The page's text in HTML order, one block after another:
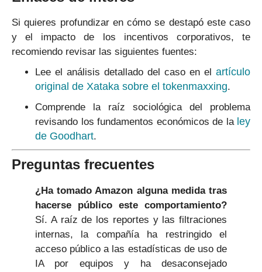
Si quieres profundizar en cómo se destapó este caso
y el impacto de los incentivos corporativos, te
recomiendo revisar las siguientes fuentes:
Lee el análisis detallado del caso en el artículo
original de Xataka sobre el tokenmaxxing.
Comprende la raíz sociológica del problema
revisando los fundamentos económicos de la ley
de Goodhart.
Preguntas frecuentes
¿Ha tomado Amazon alguna medida tras
hacerse público este comportamiento?
Sí. A raíz de los reportes y las filtraciones
internas, la compañía ha restringido el
acceso público a las estadísticas de uso de
IA por equipos y ha desaconsejado